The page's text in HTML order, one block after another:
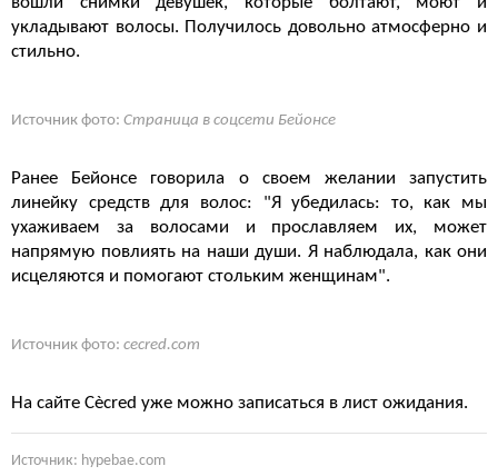
укладывают волосы. Получилось довольно атмосферно и
стильно.
Источник фото: Страница в соцсети Бейонсе
Ранее Бейонсе говорила о своем желании запустить
линейку средств для волос: "Я убедилась: то, как мы
ухаживаем за волосами и прославляем их, может
напрямую повлиять на наши души. Я наблюдала, как они
исцеляются и помогают стольким женщинам".
Источник фото: cecred.com
На сайте Cècred уже можно записаться в лист ожидания.
Источник: hypebae.com